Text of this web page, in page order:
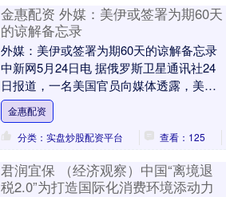
金惠配资 外媒：美伊或签署为期60天
的谅解备忘录
外媒：美伊或签署为期60天的谅解备忘录
中新网5月24日电 据俄罗斯卫星通讯社24
日报道，一名美国官员向媒体透露，美国
和伊朗可能签署一份为期60天的谅解备忘
录，....
金惠配资
分类：实盘炒股配资平台
查看：125
君润宜保 （经济观察）中国“离境退
税2.0”为打造国际化消费环境添动力